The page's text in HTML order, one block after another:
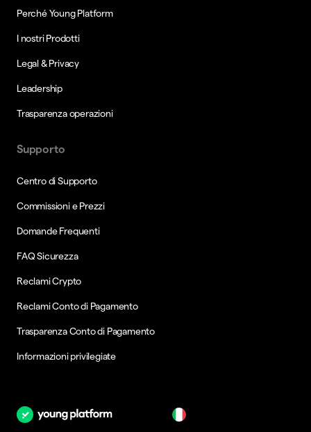
Perché Young Platform
I nostri Prodotti
Legal & Privacy
Leadership
Trasparenza operazioni
Supporto
Centro di Supporto
Commissioni e Prezzi
Domande Frequenti
FAQ Sicurezza
Reclami Crypto
Reclami Conto di Pagamento
Trasparenza Conto di Pagamento
Informazioni privilegiate